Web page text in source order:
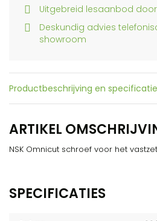
Uitgebreid lesaanbod
Deskundig advies
showroom
Productbeschrijving en
ARTIKEL
NSK Omnicut schroef voor het
SPECIFICATIES